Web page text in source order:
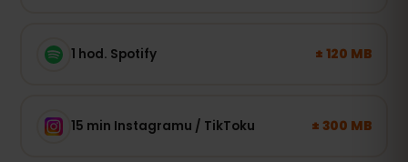
1 hod. Spotify ± 120 MB
15 min Instagramu / TikToku ± 300 MB